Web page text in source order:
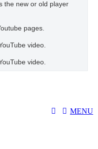
the new or old player
pages.
video.
video.
MENU